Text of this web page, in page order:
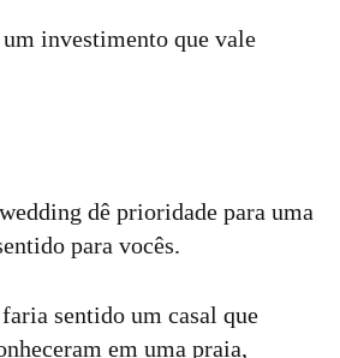
investimento que vale
dê prioridade para uma
para vocês.
sentido um casal que
em uma praia,